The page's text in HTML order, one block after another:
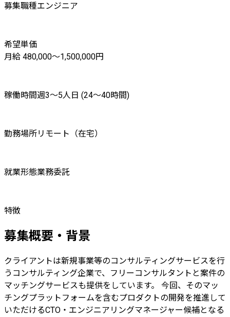
募集職種エンジニア
希望単価
月給 480,000〜1,500,000円
稼働時間週3〜5人日 (24〜40時間)
勤務場所リモート（在宅）
就業形態業務委託
特徴
募集概要・背景
クライアントは新規事業等のコンサルティングサービスを行
うコンサルティング企業で、フリーコンサルタントと案件の
マッチングサービスも提供をしています。 今回、そのマッ
チングプラットフォームを含むプロダクトの開発を推進して
いただけるCTO・エンジニアリングマネージャー候補となる